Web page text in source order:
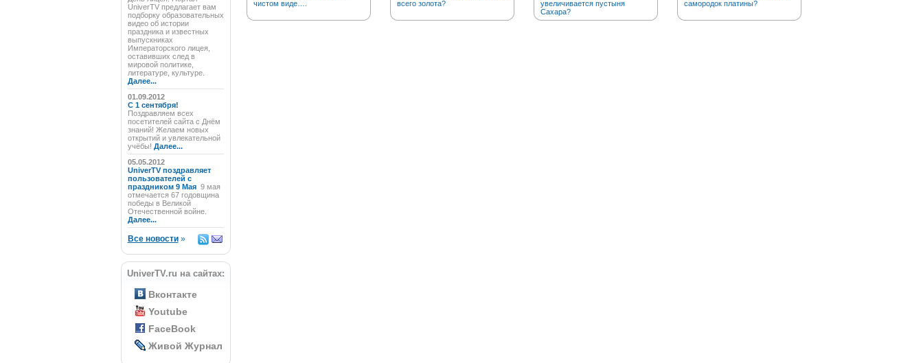
UniverTV предлагает вам
подборку образовательных
видео об истории
праздника и известных
выпускниках
Императорского лицея,
оставивших след в
мировой политике,
литературе, культуре.
Далее...
01.09.2012
C 1 сентября!
Поздравляем всех
посетителей сайта с Днём
знаний! Желаем новых
открытий и увлекательной
учёбы! Далее...
05.05.2012
UniverTV поздравляет
пользователей с
праздником 9 Мая 9 мая
отмечается 67 годовщина
победы в Великой
Отечественной войне.
Далее...
Все новости»
UniverTV.ru на сайтах:
Вконтакте
Youtube
FaceBook
Живой Журнал
чистом виде….
всего золота?
увеличивается пустыня
Сахара?
самородок платины?